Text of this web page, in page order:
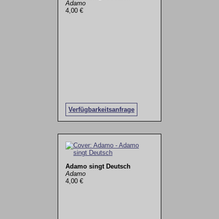
Adamo
4,00 €
Verfügbarkeitsanfrage
Adamo singt Deutsch
Adamo
4,00 €